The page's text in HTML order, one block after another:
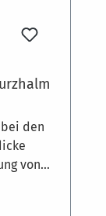
den
von